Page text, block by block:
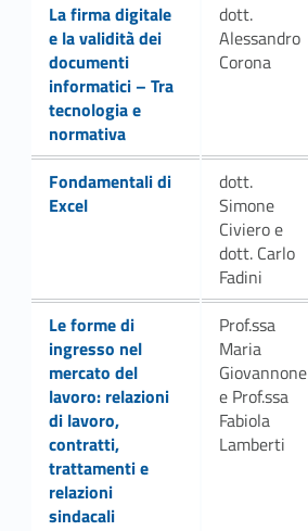
La firma digitale
e la validità dei
documenti
informatici – Tra
tecnologia e
normativa
dott.
Alessandro
Corona
Fondamentali di
Excel
dott.
Simone
Civiero e
dott. Carlo
Fadini
Link identifier #identifier__78843-13
Le forme di
ingresso nel
mercato del
lavoro: relazioni
di lavoro,
contratti,
trattamenti e
relazioni
sindacali
Prof.ssa
Maria
Giovannone
e Prof.ssa
Fabiola
Lamberti